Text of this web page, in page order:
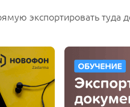
экспортировать туда